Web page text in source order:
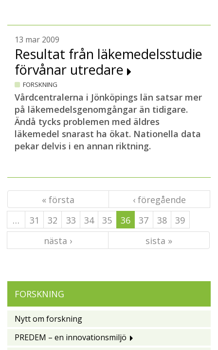
13 mar 2009
Resultat från läkemedelsstudie
förvånar utredare
FORSKNING
Vårdcentralerna i Jönköpings län satsar mer
på läkemedelsgenomgångar än tidigare.
Ändå tycks problemen med äldres
läkemedel snarast ha ökat. Nationella data
pekar delvis i en annan riktning.
« första
‹ föregående
…
31 32 33 34 35 36 37 38
39
nästa ›
sista »
FORSKNING
Nytt om forskning
PREDEM – en innovationsmiljö